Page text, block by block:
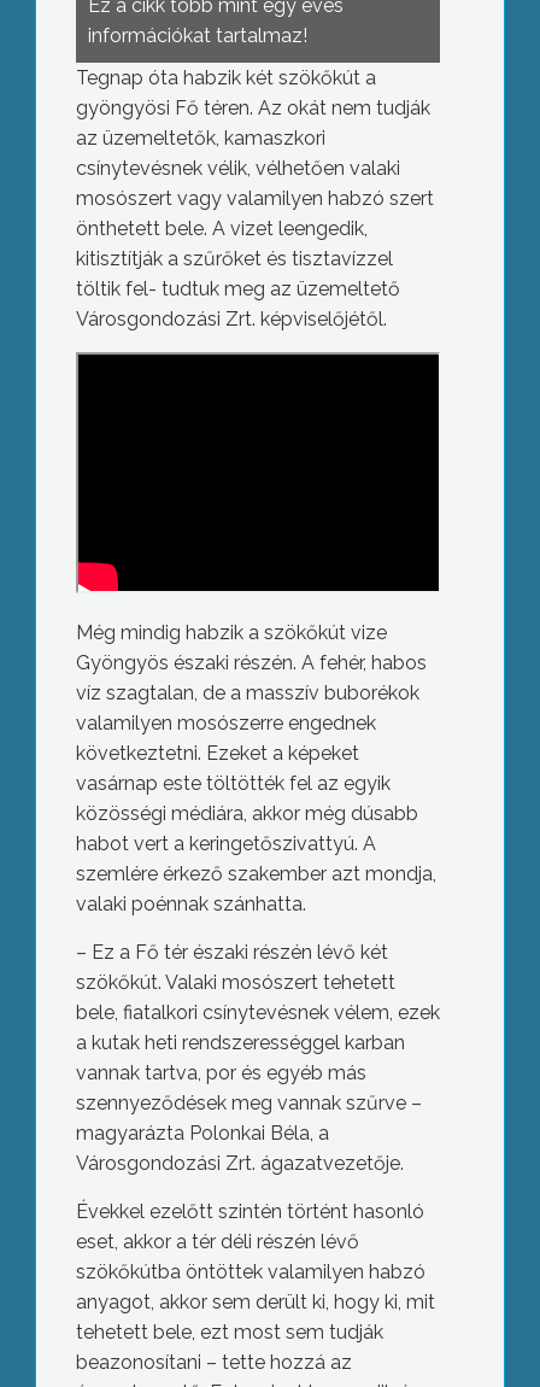
Ez a cikk több mint egy éves
információkat tartalmaz!
Tegnap óta habzik két szökőkút a
gyöngyösi Fő téren. Az okát nem tudják
az üzemeltetők, kamaszkori
csínytevésnek vélik, vélhetően valaki
mosószert vagy valamilyen habzó szert
önthetett bele. A vizet leengedik,
kitisztítják a szűrőket és tisztavízzel
töltik fel- tudtuk meg az üzemeltető
Városgondozási Zrt. képviselőjétől.
Még mindig habzik a szökőkút vize
Gyöngyös északi részén. A fehér, habos
víz szagtalan, de a masszív buborékok
valamilyen mosószerre engednek
következtetni. Ezeket a képeket
vasárnap este töltötték fel az egyik
közösségi médiára, akkor még dúsabb
habot vert a keringetőszivattyú. A
szemlére érkező szakember azt mondja,
valaki poénnak szánhatta.
– Ez a Fő tér északi részén lévő két
szökőkút. Valaki mosószert tehetett
bele, fiatalkori csínytevésnek vélem, ezek
a kutak heti rendszerességgel karban
vannak tartva, por és egyéb más
szennyeződések meg vannak szűrve –
magyarázta Polonkai Béla, a
Városgondozási Zrt. ágazatvezetője.
Évekkel ezelőtt szintén történt hasonló
eset, akkor a tér déli részén lévő
szökőkútba öntöttek valamilyen habzó
anyagot, akkor sem derült ki, hogy ki, mit
tehetett bele, ezt most sem tudják
beazonosítani – tette hozzá az